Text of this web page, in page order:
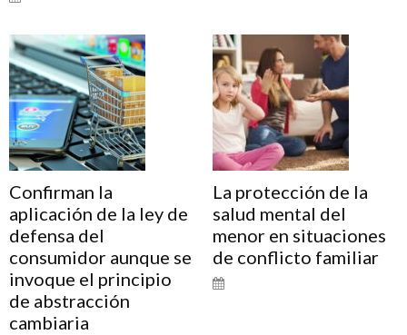
Confirman la
aplicación de la ley de
defensa del
consumidor aunque se
invoque el principio
de abstracción
cambiaria
La protección de la
salud mental del
menor en situaciones
de conflicto familiar